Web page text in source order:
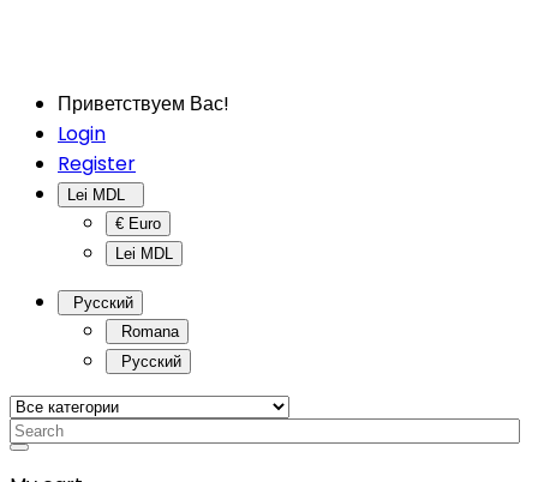
Приветствуем Вас!
Login
Register
€ Euro
Lei MDL
Русский
Romana
Русский